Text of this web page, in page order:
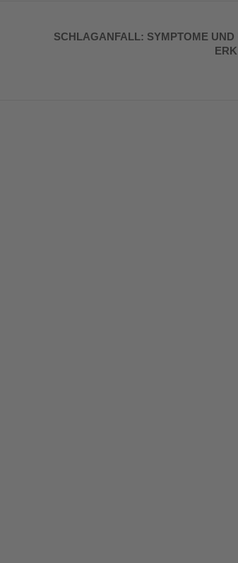
SCHLAGANFALL: SYMPTOME UND